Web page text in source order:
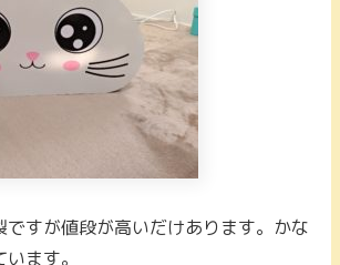
ですが値段が高いだけあります。かな
ます。